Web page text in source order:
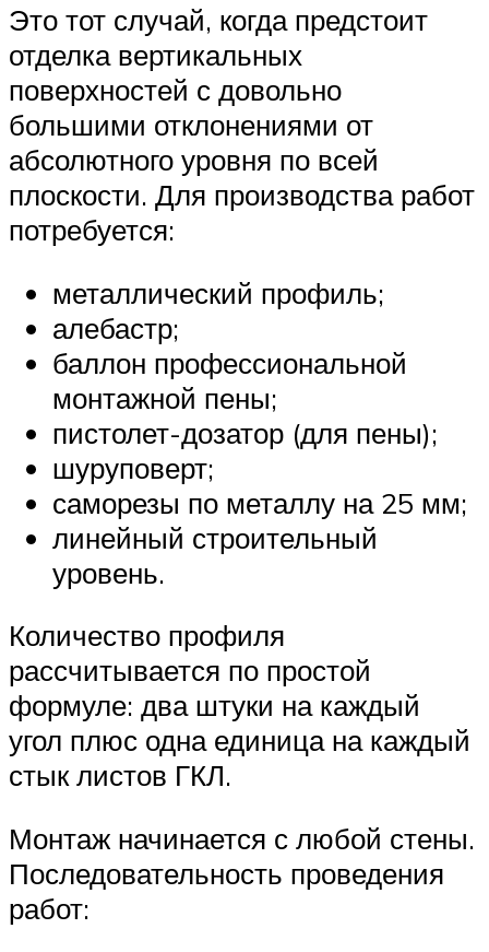
Это тот случай, когда предстоит
отделка вертикальных
поверхностей с довольно
большими отклонениями от
абсолютного уровня по всей
плоскости. Для производства работ
потребуется:
металлический профиль;
алебастр;
баллон профессиональной
монтажной пены;
пистолет-дозатор (для пены);
шуруповерт;
саморезы по металлу на 25 мм;
линейный строительный
уровень.
Количество профиля
рассчитывается по простой
формуле: два штуки на каждый
угол плюс одна единица на каждый
стык листов ГКЛ.
Монтаж начинается с любой стены.
Последовательность проведения
работ: